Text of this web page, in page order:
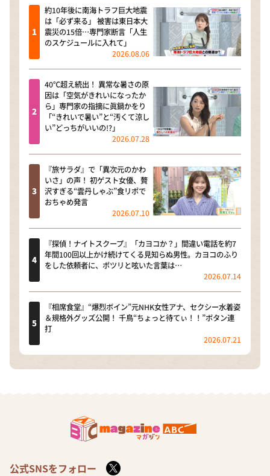
約10年後に南海トラフ巨大地震
は「必ず来る」 被害は東日本大
震災の15倍…専門家断言「人生
のスケジュールに入れて」
2026.08.06
40℃超え続出！ 異常な暑さの原
因は「空気がきれいになったか
ら」専門家の指摘に眞鍋かをり
「“きれいで暑い”と“汚くて涼し
い”どっちがいいの!?」
2026.07.28
『旅サラダ』で「異次元のかわ
いさ」の声！ 初ゲスト女優、贅
沢すぎる“雲丹しゃぶ”食リポで
おちゃめ発言
2026.07.10
『探偵！ナイトスクープ』「カヨコか？」間違い電話を約7
年間100回以上かけ続けてくる見知らぬ男性。カヨコのふり
をした依頼者に、ポツリと呟いた言葉は…
2026.07.14
『相席食堂』“爆烈ボイン”元NHK女性アナ、セクシー水着姿
＆規格外グッズ公開！ 千鳥“ちょっと待てぃ！！”ボタン連
打
2026.07.21
公式SNSをフォロー